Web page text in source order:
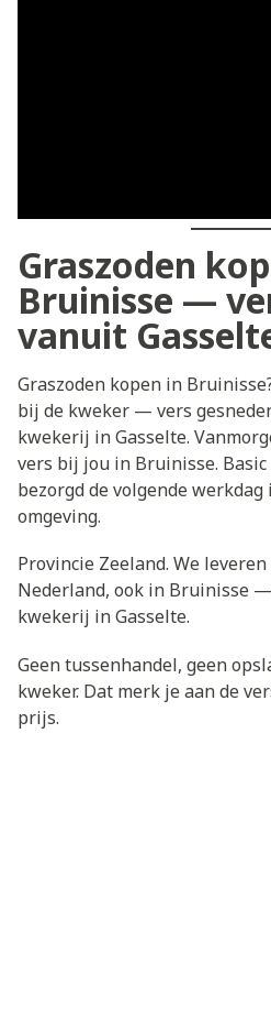
Graszoden
Bruinisse —
vanuit
Graszoden kopen in
bij de kweker — vers
kwekerij in Gasselte.
vers bij jou in Bruinisse. Basic
bezorgd de volgende
omgeving.
Provincie Zeeland. We
Nederland, ook in Bruinisse
kwekerij in Gasselte.
Geen tussenhandel, geen
kweker. Dat merk je aan de
prijs.